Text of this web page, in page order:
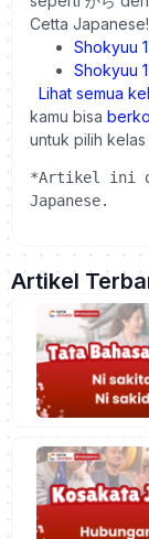
Cetta Japanese!
Shokyuu
Shokyuu
Lihat semua
kamu bisa
untuk pilih
*Artikel ini
Japanese.
Artikel